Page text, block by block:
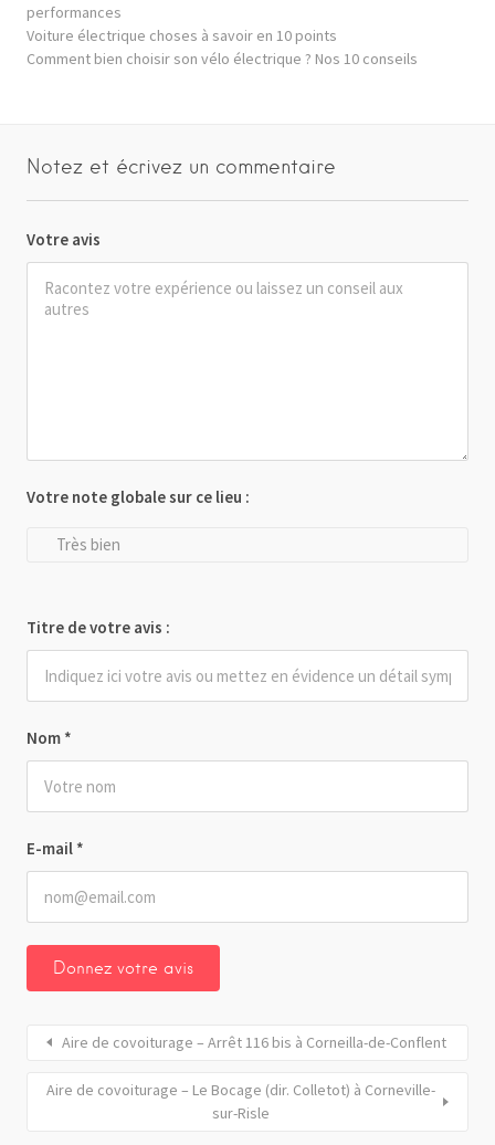
performances
Voiture électrique choses à savoir en 10 points
Comment bien choisir son vélo électrique ? Nos 10 conseils
Notez et écrivez un commentaire
Votre avis
Nom *
E-mail *
Votre note globale sur ce lieu :
Très bien
Titre de votre avis :
Aire de covoiturage – Arrêt 116 bis à Corneilla-de-Conflent
Aire de covoiturage – Le Bocage (dir. Colletot) à Corneville-
sur-Risle